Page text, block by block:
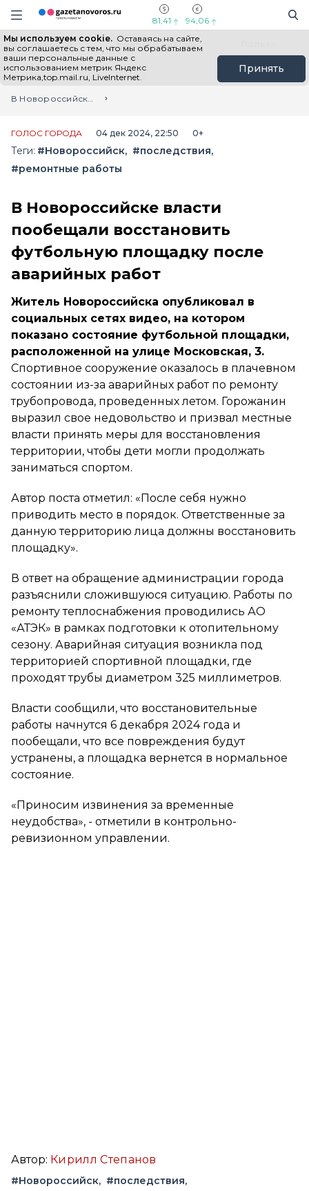
Информационный портал "ГазетаНоворос.ру"
Навигация сайта
81,41 94,06
Мы используем cookie. Оставаясь на сайте,
вы соглашаетесь с тем, что мы обрабатываем
ваши персональные данные с
использованием метрик Яндекс
Метрика,top.mail.ru, LiveInternet.
Принять
Все новости Новости России
Главная
Лента новостей
В Новороссийске власти пообещали восстановить футбольную площадку после аварийных работ
ГОЛОС ГОРОДА 04 дек 2024, 22:50 0+
Теги: #Новороссийск
#последствия
#ремонтные работы
В Новороссийске власти
пообещали восстановить
футбольную площадку после
аварийных работ
Житель Новороссийска опубликовал в
социальных сетях видео, на котором
показано состояние футбольной площадки,
расположенной на улице Московская, 3.
Спортивное сооружение оказалось в плачевном
состоянии из-за аварийных работ по ремонту
трубопровода, проведенных летом. Горожанин
выразил свое недовольство и призвал местные
власти принять меры для восстановления
территории, чтобы дети могли продолжать
заниматься спортом.
Автор поста отметил: «После себя нужно
приводить место в порядок. Ответственные за
данную территорию лица должны восстановить
площадку».
В ответ на обращение администрации города
разъяснили сложившуюся ситуацию. Работы по
ремонту теплоснабжения проводились АО
«АТЭК» в рамках подготовки к отопительному
сезону. Аварийная ситуация возникла под
территорией спортивной площадки, где
проходят трубы диаметром 325 миллиметров.
Власти сообщили, что восстановительные
работы начнутся 6 декабря 2024 года и
пообещали, что все повреждения будут
устранены, а площадка вернется в нормальное
состояние.
«Приносим извинения за временные
неудобства», - отметили в контрольно-
ревизионном управлении.
Автор: Кирилл Степанов
#Новороссийск
#последствия